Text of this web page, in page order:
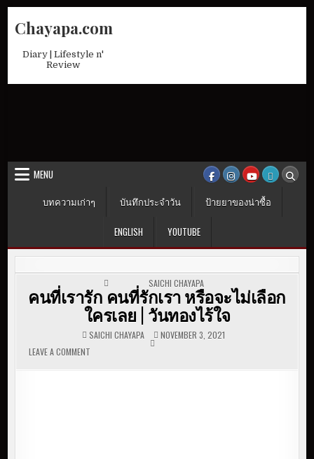
Chayapa.com
Diary | Lifestyle n'
Review
MENU
บทความเก่าๆ
บันทึกประจำวัน ป้ายยาของน่าซื้อ
ENGLISH YOUTUBE
POSTED IN SAICHI CHAYAPA
คนที่เรารัก คนที่รักเรา หรือจะไม่เลือก
ใครเลย | วันทองไร้ใจ
SAICHI CHAYAPA
NOVEMBER 3, 2021
LEAVE A COMMENT